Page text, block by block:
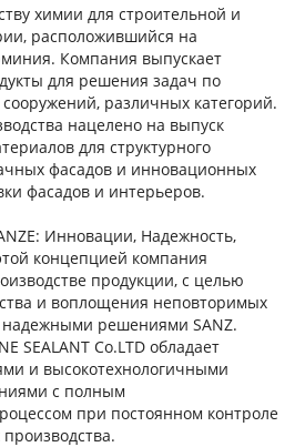
химии для строительной и
расположившийся на
Компания выпускает
для решения задач по
различных категорий.
нацелено на выпуск
для структурного
фасадов и инновационных
фасадов и интерьеров.
Инновации, Надежность,
концепцией компания
продукции, с целью
и воплощения неповторимых
надежными решениями SANZ.
SEALANT Co.LTD обладает
и высокотехнологичными
с полным
при постоянном контроле
производства.